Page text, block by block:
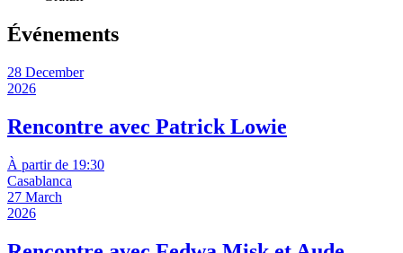
Événements
28 December
2026
Rencontre avec Patrick Lowie
À partir de 19:30
Casablanca
27 March
2026